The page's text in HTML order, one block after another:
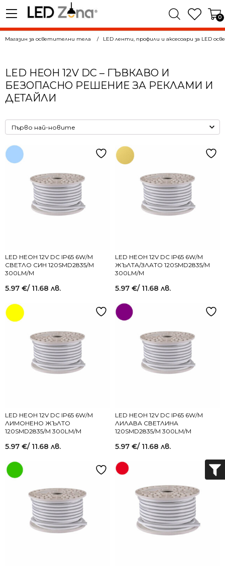
0
Магазин за осветителни тела LED ленти, профили и аксесоари за LED
LED НЕОН 12V DC – ГЪВКАВО И
БЕЗОПАСНО РЕШЕНИЕ ЗА РЕКЛАМИ И
ДЕТАЙЛИ
LED НЕОН 12V DC IP65 6W/M
СВЕТЛО СИН 120SMD2835/M
300LM/M
5.97 €/ 11.68 лв.
LED НЕОН 12V DC IP65 6W/M
ЖЪЛТА/ЗЛАТО 120SMD2835/M
300LM/M
5.97 €/ 11.68 лв.
LED НЕОН 12V DC IP65 6W/M
ЛИМОНЕНО ЖЪЛТО
120SMD2835/M 300LM/M
5.97 €/ 11.68 лв.
LED НЕОН 12V DC IP65 6W/M
ЛИЛАВА СВЕТЛИНА
120SMD2835/M 300LM/M
5.97 €/ 11.68 лв.